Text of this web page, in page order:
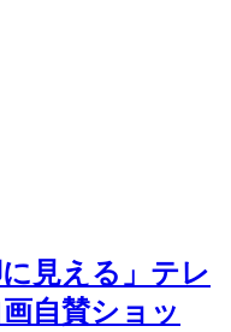
に見える」テレ
自賛ショッ